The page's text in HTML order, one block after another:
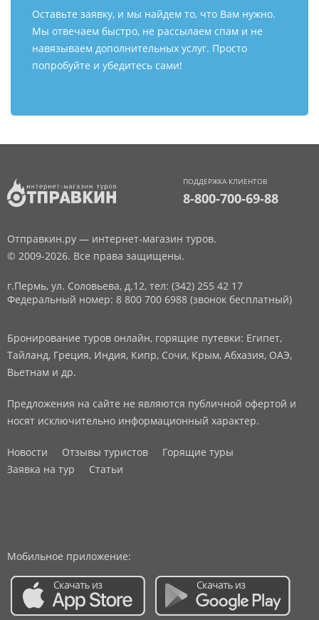
Оставьте заявку, и мы найдем то, что Вам нужно.
Мы отвечаем быстро, не рассылаем спам и не
навязываем дополнительных услуг. Просто
попробуйте и убедитесь сами!
ПОДДЕРЖКА КЛИЕНТОВ
8-800-700-69-88
Отправкин.ру — интернет-магазин туров.
© 2009-2026. Все права защищены.
г.Пермь, ул. Соловьева, д.12, тел: (342) 255 42 17
Федеральный номер: 8 800 700 6988 (звонок бесплатный)
Бронирование туров онлайн, горящие путевки: Египет,
Тайланд, Греция, Индия, Кипр, Сочи, Крым, Абхазия, ОАЭ,
Вьетнам и др.
Предложения на сайте не являются публичной офертой и
носят исключительно информационный характер.
Новости Отзывы туристов
Горящие туры
Заявка на тур
Статьи
Мобильное приложение: